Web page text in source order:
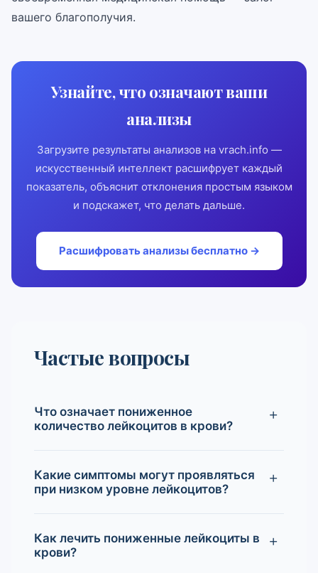
вашего благополучия.
Узнайте, что означают ваши
анализы
Загрузите результаты анализов на vrach.info —
искусственный интеллект расшифрует каждый
показатель, объяснит отклонения простым языком
и подскажет, что делать дальше.
Расшифровать анализы бесплатно →
Частые вопросы
Что означает пониженное
количество лейкоцитов в крови?
Какие симптомы могут проявляться
при низком уровне лейкоцитов?
Как лечить пониженные лейкоциты в
крови?